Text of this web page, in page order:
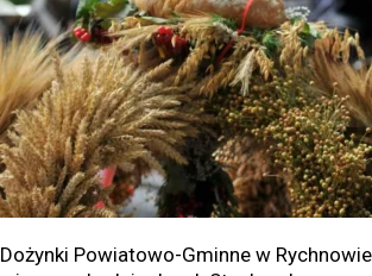
Dożynki Powiatowo-Gminne w